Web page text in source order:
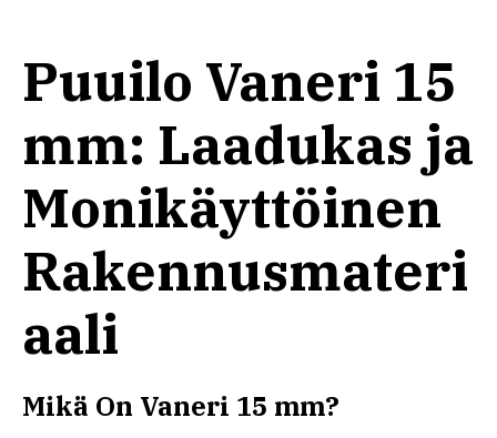
Puuilo Vaneri 15
mm: Laadukas ja
Monikäyttöinen
Rakennusmateri
aali
Mikä On Vaneri 15 mm?